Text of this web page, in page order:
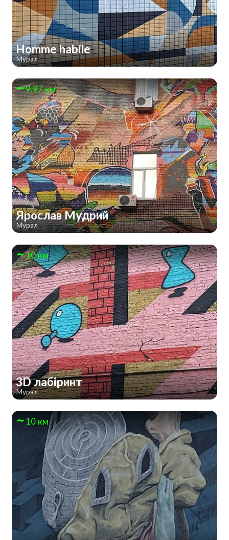
Homme habile
Мурал
9.97 км
Ярослав Мудрий
Мурал
10 км
3D лабіринт
Мурал
10 км